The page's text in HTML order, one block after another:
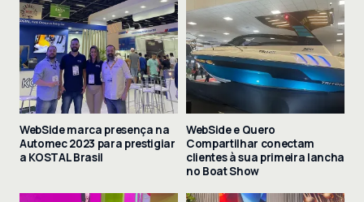
WebSide marca presença na
Automec 2023 para prestigiar
a KOSTAL Brasil
WebSide e Quero
Compartilhar conectam
clientes à sua primeira lancha
no Boat Show